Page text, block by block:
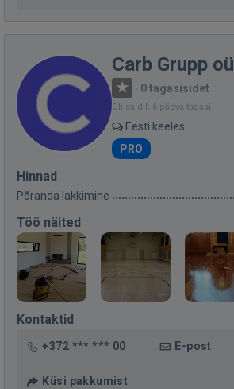
Carb Grupp oü
· 0 tagasisidet
Oli saidil: 6 päeva tagasi
Eesti keeles
PRO
Hinnad
Põranda lakkimine
Töö näited
Kontaktid
+372 *** *** 00 E-post
Küsi pakkumist